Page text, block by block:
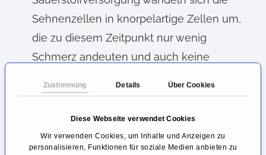
Zustimmung Details Über Cookies
Diese Webseite verwendet Cookies
Wir verwenden Cookies, um Inhalte und Anzeigen zu
personalisieren, Funktionen für soziale Medien anbieten zu
Sehnenzellen in knorpelartige Zellen um,
die zu diesem Zeitpunkt nur wenig
Schmerz andeuten und auch keine
Phase der Kalkentstehung: Die verringerte
Sauerstoffversorgung lässt die
Knorpelzellen absterben. Der freiwerdende
Raum wird nun automatisch durch Kalk